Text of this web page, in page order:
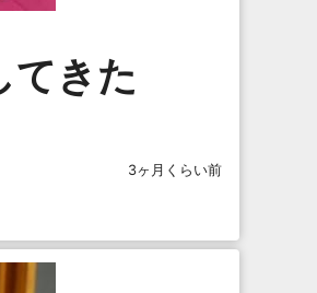
てきた
3ヶ月くらい前